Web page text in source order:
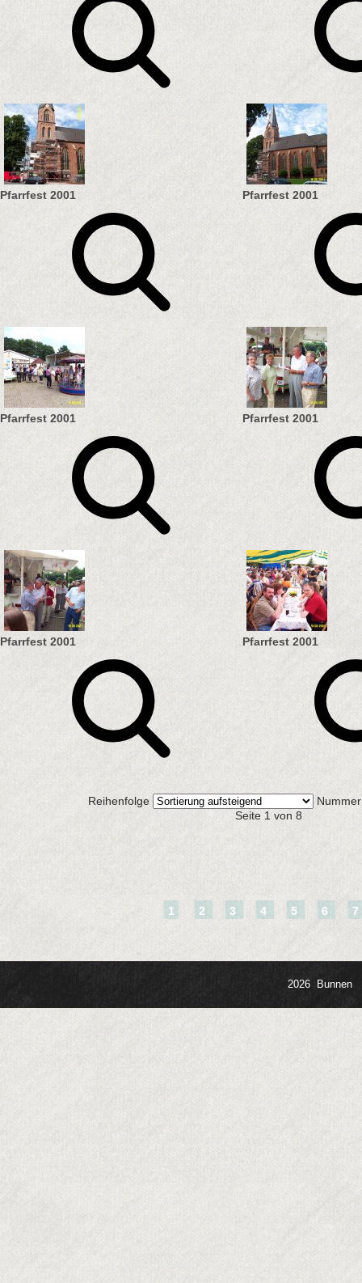
Pfarrfest 2001 Pfarrfest 2001
Pfarrfest 2001 Pfarrfest 2001
Pfarrfest 2001 Pfarrfest 2001
Reihenfolge
Seite 1 von 8
1 2 3 4 5 6 7
2026 Bunnen